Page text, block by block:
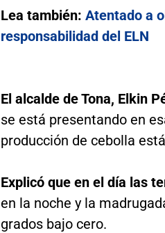
Lea también: Atentado a
responsabilidad del ELN
El alcalde de Tona, Elkin
se está presentando en
producción de cebolla
Explicó que en el día las
en la noche y la
grados bajo cero.